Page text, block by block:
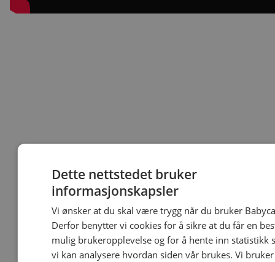
Dette nettstedet bruker
informasjonskapsler
Vi ønsker at du skal være trygg når du bruker
Derfor benytter vi cookies for å sikre at du får en
mulig brukeropplevelse og for å hente inn statistikk
vi kan analysere hvordan siden vår brukes. Vi bruker